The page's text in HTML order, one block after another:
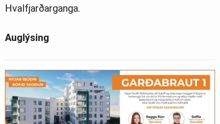
Hvalfjarðarganga.
Auglýsing